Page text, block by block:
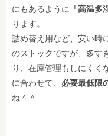
にもあるように 「高温
ります。
詰め替え用など、安い時
のストックですが、多す
り、在庫管理もしにくく
に合わせて、 必要最低限
ね＾＾